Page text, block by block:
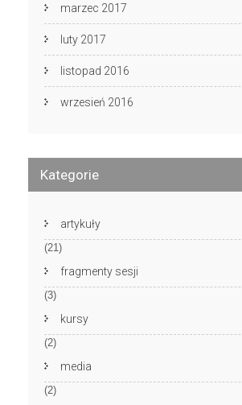
marzec 2017
luty 2017
listopad 2016
wrzesień 2016
Kategorie
artykuły
(21)
fragmenty sesji
(3)
kursy
(2)
media
(2)